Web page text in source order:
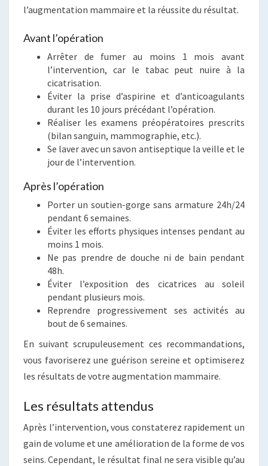
l’augmentation mammaire et la réussite du résultat.
Avant l’opération
Arrêter de fumer au moins 1 mois avant
l’intervention, car le tabac peut nuire à la
cicatrisation.
Éviter la prise d’aspirine et d’anticoagulants
durant les 10 jours précédant l’opération.
Réaliser les examens préopératoires prescrits
(bilan sanguin, mammographie, etc.).
Se laver avec un savon antiseptique la veille et le
jour de l’intervention.
Après l’opération
Porter un soutien-gorge sans armature 24h/24
pendant 6 semaines.
Éviter les efforts physiques intenses pendant au
moins 1 mois.
Ne pas prendre de douche ni de bain pendant
48h.
Éviter l’exposition des cicatrices au soleil
pendant plusieurs mois.
Reprendre progressivement ses activités au
bout de 6 semaines.
En suivant scrupuleusement ces recommandations,
vous favoriserez une guérison sereine et optimiserez
les résultats de votre augmentation mammaire.
Les résultats attendus
Après l’intervention, vous constaterez rapidement un
gain de volume et une amélioration de la forme de vos
seins. Cependant, le résultat final ne sera visible qu’au